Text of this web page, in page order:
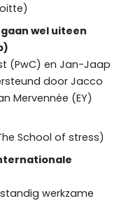
wel uiteen
(PwC) en Jan-Jaap
door Jacco
Mervennée (EY)
School of stress)
werkzame